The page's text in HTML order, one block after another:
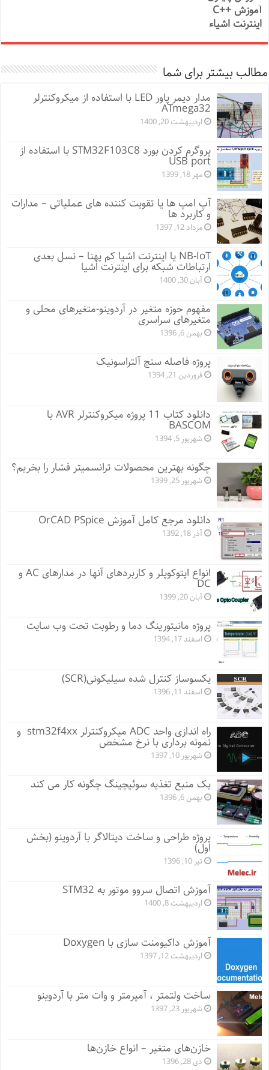
آموزش ++C
اینترنت اشیاء
مطالب بیشتر برای شما
مدار دیمر پاور LED با استفاده از میکروکنترلر
ATmega32
اردیبهشت 20, 1400
پروگرم کردن بورد STM32F103C8 با استفاده از
USB port
مهر 18, 1399
آپ امپ ها یا تقویت کننده های عملیاتی – مدارات
و کاربرد ها
مرداد 12, 1397
NB-IoT یا اینترنت اشیا کم پهنا – نسل بعدی
ارتباطات شبکه برای اینترنت اشیا
آبان 30, 1400
مفهوم حوزه متغیر در آردوینو-متغیرهای محلی و
متغیرهای سراسری
بهمن 6, 1396
پروژه فاصله سنج آلتراسونیک
فروردین 21, 1394
دانلود کتاب 11 پروژه میکروکنترلر AVR با
BASCOM
شهریور 5, 1394
چگونه بهترین محصولات ترانسمیتر فشار را بخریم؟
شهریور 25, 1399
دانلود مرجع کامل آموزش OrCAD PSpice
آذر 18, 1392
انواع اپتوکوپلر و کاربردهای آنها در مدارهای AC و
DC
آبان 20, 1399
پروژه مانيتورينگ دما و رطوبت تحت وب سایت
اسفند 17, 1394
یکسوساز کنترل شده سیلیکونی(SCR)
اسفند 11, 1396
راه اندازی واحد ADC میکروکنترلر stm32f4xx و
نمونه برداری با نرخ مشخص
شهریور 10, 1397
یک منبع تغذیه سوئیچینگ چگونه کار می کند
بهمن 6, 1396
پروژه طراحی و ساخت دیتالاگر با آردوینو (بخش
اول)
تیر 10, 1396
آموزش اتصال سروو موتور به STM32
اردیبهشت 8, 1400
آموزش داکیومنت سازی با Doxygen
اردیبهشت 12, 1397
ساخت ولتمتر ، آمپرمتر و وات متر با آردوینو
شهریور 23, 1397
خازن‌های متغیر – انواع خازن‌ها
دی 28, 1396